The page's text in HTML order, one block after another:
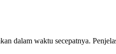
dalam waktu secepatnya.